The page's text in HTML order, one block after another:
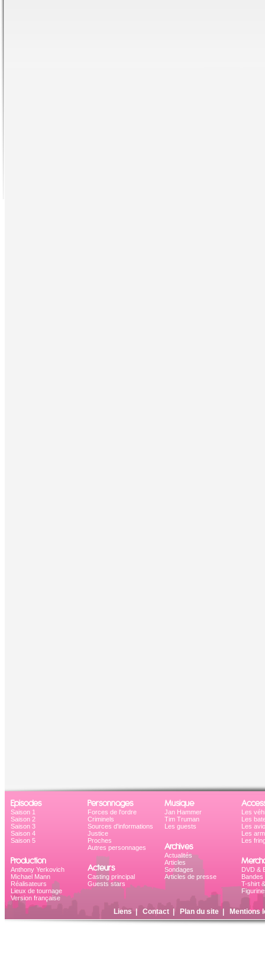
Episodes
Saison 1
Saison 2
Saison 3
Saison 4
Saison 5
Production
Anthony Yerkovich
Michael Mann
Réalisateurs
Lieux de tournage
Version française
Personnages
Forces de l'ordre
Criminels
Sources d'informations
Justice
Proches
Autres personnages
Acteurs
Casting principal
Guests stars
Musique
Jan Hammer
Tim Truman
Les guests
Archives
Actualités
Articles
Sondages
Articles de presse
Les
Les
Les
Les
Les
DVD &
Bandes
T-shirt
Liens Contact| Plan du site| Mentions